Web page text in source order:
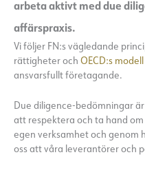
arbeta aktivt med due
affärspraxis.
Vi följer FN:s vägledande
rättigheter och OECD:s modell
ansvarsfullt företagande.
Due diligence-bedömningar
att respektera och ta hand
egen verksamhet och genom
oss att våra leverantörer och